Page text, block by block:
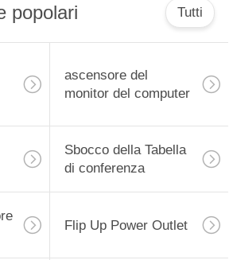
popolari Tutti
ascensore del
monitor del computer
Sbocco della Tabella
di conferenza
Flip Up Power Outlet